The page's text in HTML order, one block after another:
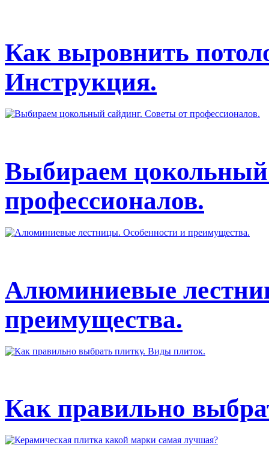
Как выровнить
Инструкция.
Выбираем цокольный
профессионалов.
Алюминиевые
преимущества.
Как правильно